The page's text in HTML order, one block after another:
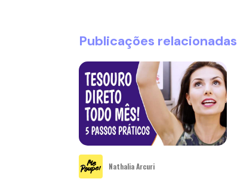
Publicações relacionadas
Nathalia Arcuri